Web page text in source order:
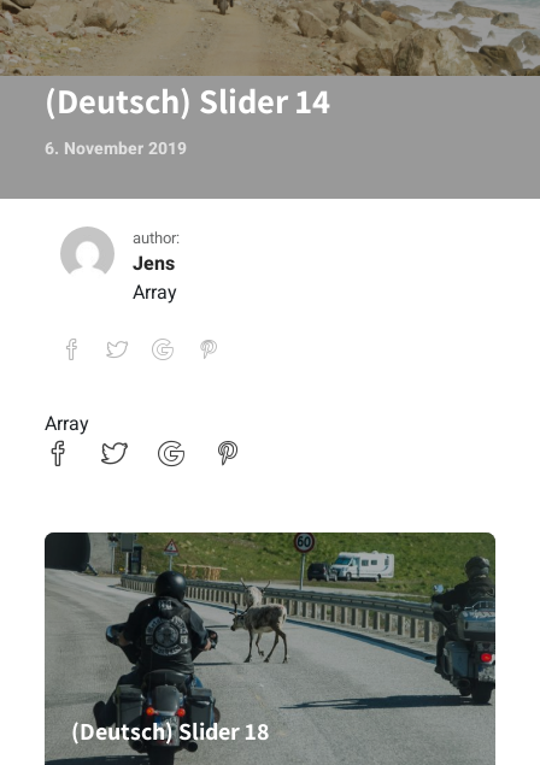
(Deutsch) Slider 14
6. November 2019
author:
Jens
Array
(Deutsch) Slider 14
Array
(Deutsch) Slider 18